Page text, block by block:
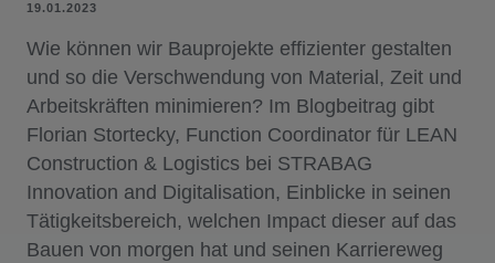
19.01.2023
Wie können wir Bauprojekte effizienter gestalten
und so die Verschwendung von Material, Zeit und
Arbeitskräften minimieren? Im Blogbeitrag gibt
Florian Stortecky, Function Coordinator für LEAN
Construction & Logistics bei STRABAG
Innovation and Digitalisation, Einblicke in seinen
Tätigkeitsbereich, welchen Impact dieser auf das
Bauen von morgen hat und seinen Karriereweg